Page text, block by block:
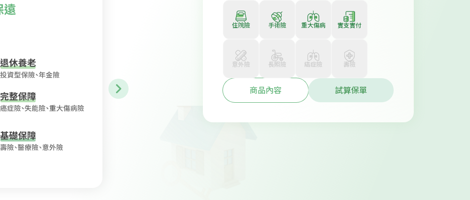
住院險 手術險 重大傷病 實支實付
意外險 長照險 癌症險 壽險
商品內容 試算保單